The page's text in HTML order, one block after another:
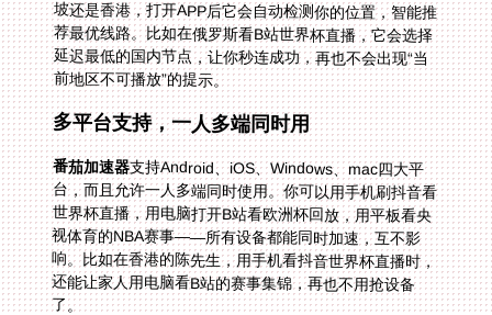
前地区不可播放”的提示。
多平台支持，一人多端同时用
番茄加速器支持Android、iOS、Windows、mac四大平
台，而且允许一人多端同时使用。你可以用手机刷抖音看
世界杯直播，用电脑打开B站看欧洲杯回放，用平板看央
视体育的NBA赛事——所有设备都能同时加速，互不影
响。比如在香港的陈先生，用手机看抖音世界杯直播时，
还能让家人用电脑看B站的赛事集锦，再也不用抢设备
了。